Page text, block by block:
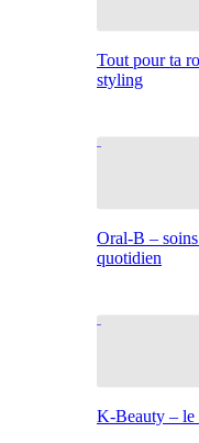
Tout pour ta
styling
Oral-B –
quotidien
K-Beauty – le